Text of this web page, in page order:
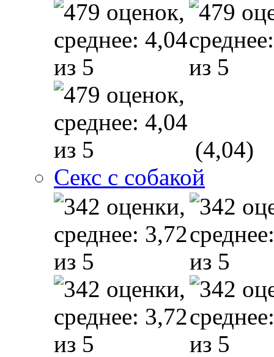
(4,04)
Секс с собакой